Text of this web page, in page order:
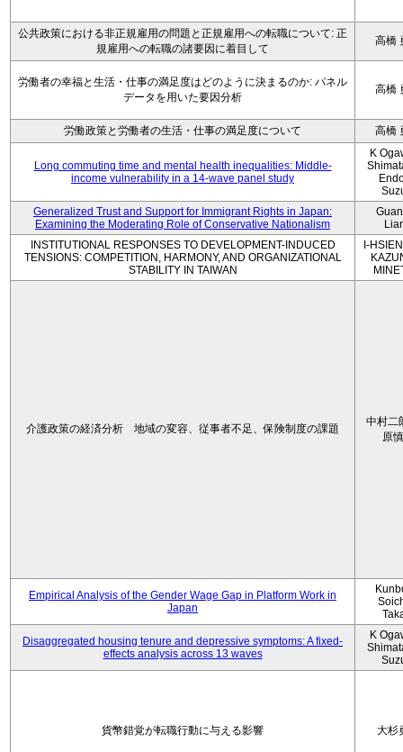
公共政策における非正規雇用の問題と正規雇用への転職について: 正
規雇用への転職の諸要因に着目して
高橋
労働者の幸福と生活・仕事の満足度はどのように決まるのか: パネル
データを用いた要因分析
高橋
労働政策と労働者の生活・仕事の満足度について 高橋
Long commuting time and mental health inequalities: Middle-
income vulnerability in a 14-wave panel study
K
Generalized Trust and Support for Immigrant Rights in Japan:
Examining the Moderating Role of Conservative Nationalism
INSTITUTIONAL RESPONSES TO DEVELOPMENT-INDUCED
TENSIONS: COMPETITION, HARMONY, AND ORGANIZATIONAL
STABILITY IN TAIWAN
I-
介護政策の経済分析 地域の変容、従事者不足、保険制度の課題
中村二
原
Empirical Analysis of the Gender Wage Gap in Platform Work in
Japan
Disaggregated housing tenure and depressive symptoms: A fixed-
effects analysis across 13 waves
K
貨幣錯覚が転職行動に与える影響 大杉